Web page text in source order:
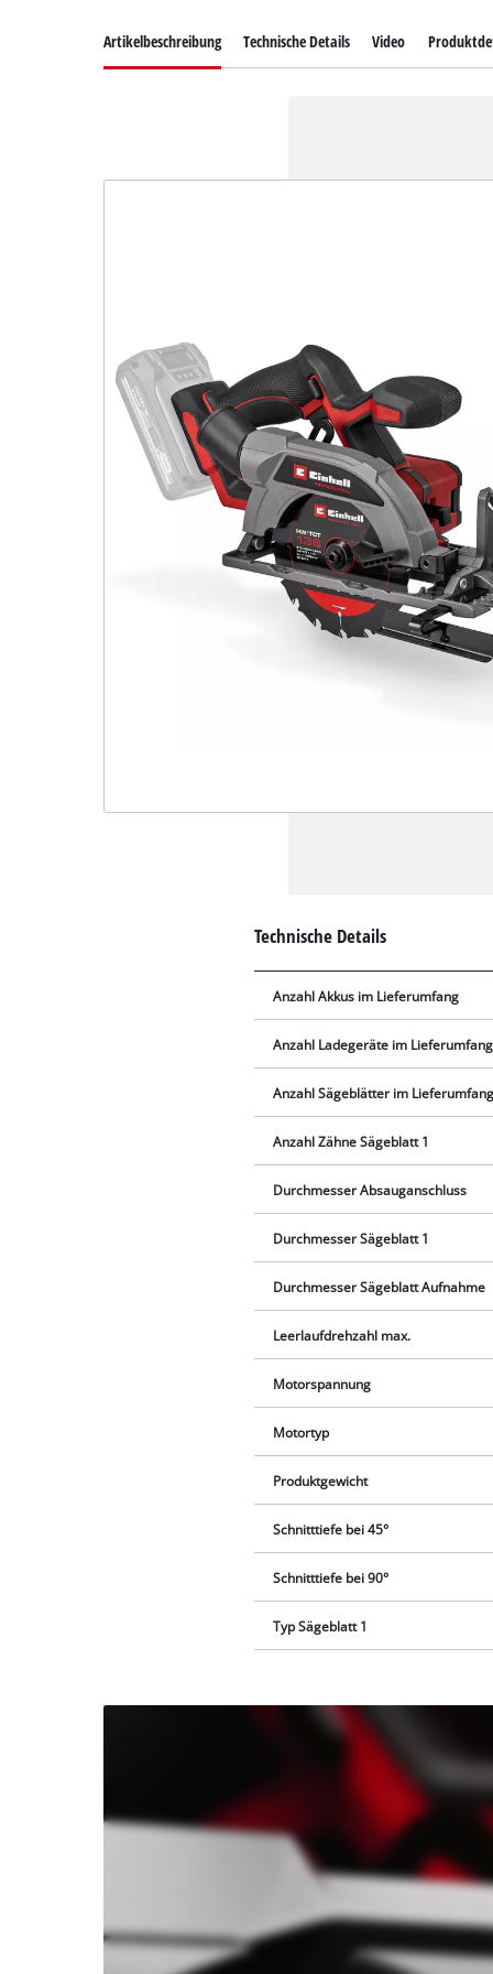
Artikelbeschreibung Technische Details Video
Technische Details
Anzahl Akkus im Lieferumfang
Anzahl Ladegeräte im Lieferumfang
Anzahl Sägeblätter im Lieferumfang
Anzahl Zähne Sägeblatt 1
Durchmesser Absauganschluss
Durchmesser Sägeblatt 1
Durchmesser Sägeblatt Aufnahme
Leerlaufdrehzahl max.
Motorspannung
Motortyp
Produktgewicht
Schnitttiefe bei 45°
Schnitttiefe bei 90°
Typ Sägeblatt 1
deine
Zustimmung,
This